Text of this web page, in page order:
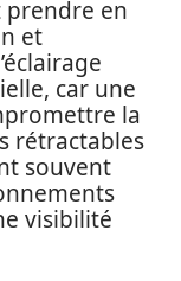
en
et
car une
la
rétractables
souvent
visibilité